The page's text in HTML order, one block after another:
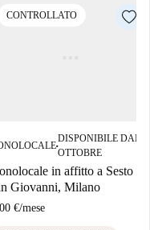
CONTROLLATO
■
DISPONIBILE DAL
OTTOBRE
in affitto a Sesto
Giovanni, Milano
€/mese